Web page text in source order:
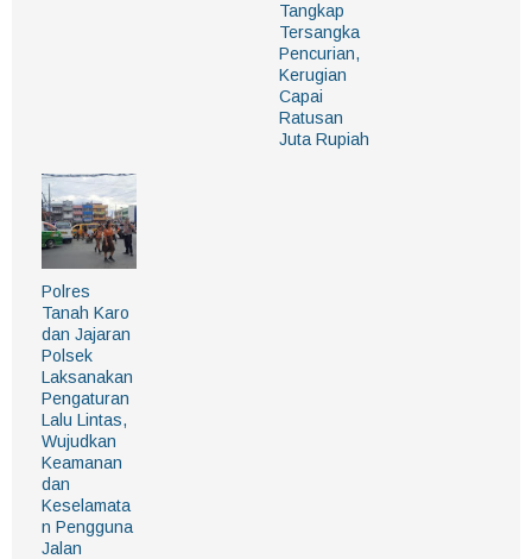
Tangkap
Tersangka
Pencurian,
Kerugian
Capai
Ratusan
Juta Rupiah
Polres
Tanah Karo
dan Jajaran
Polsek
Laksanakan
Pengaturan
Lalu Lintas,
Wujudkan
Keamanan
dan
Keselamata
n Pengguna
Jalan